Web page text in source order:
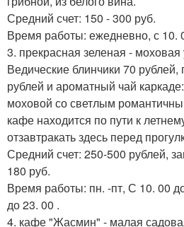
Средний счет: 150 - 300 руб.
Время работы: ежедневно, с 10.
3. прекрасная зеленая - моховая
Ведические блинчики 70
рублей и ароматный чай
моховой со светлым
кафе находится по пути к
отзавтракать здесь перед
Средний счет: 250-500 рублей,
180 руб.
Время работы: пн. -пт, С 10. 00
до 23. 00 .
4. кафе "Жасмин" - малая